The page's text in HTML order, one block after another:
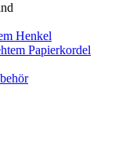
Henkel
Papierkordel